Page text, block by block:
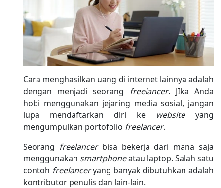
Cara menghasilkan uang di internet lainnya adalah
dengan menjadi seorang freelancer. JIka Anda
hobi menggunakan jejaring media sosial, jangan
lupa mendaftarkan diri ke website yang
mengumpulkan portofolio freelancer.
Seorang freelancer bisa bekerja dari mana saja
menggunakan smartphoneatau laptop. Salah satu
contoh freelanceryang banyak dibutuhkan adalah
kontributor penulis dan lain-lain.